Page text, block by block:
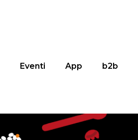
Eventi App b2b